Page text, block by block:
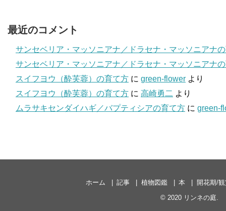
最近のコメント
サンセベリア・マッソニアナ／ドラセナ・マッソニアナ
サンセベリア・マッソニアナ／ドラセナ・マッソニアナ
スイフヨウ（酔芙蓉）の育て方 に green-flower より
スイフヨウ（酔芙蓉）の育て方 に 高崎勇二 より
ムラサキセンダイハギ／バプティシアの育て方 に green-
ホーム 記事 植物図鑑 本
開花期/
© 2020 リンネの庭.